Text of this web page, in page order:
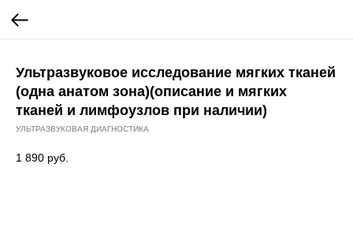
Ультразвуковое исследование мягких тканей
(одна анатом зона)(описание и мягких
тканей и лимфоузлов при наличии)
УЛЬТРАЗВУКОВАЯ ДИАГНОСТИКА
1 890 руб.